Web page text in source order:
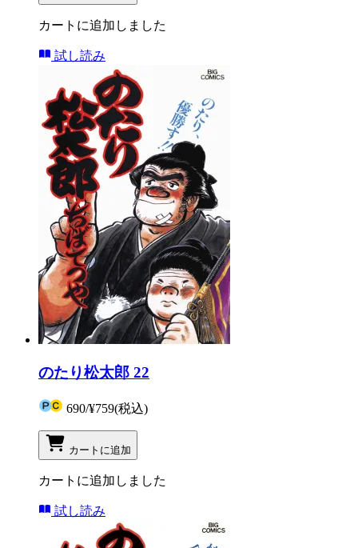
カートに追加しました
試し読み
のたり松太郎 22
690/¥759(税込)
カートに追加
カートに追加しました
試し読み